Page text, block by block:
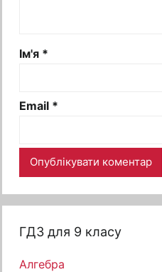
Ім'я *
Email *
ГДЗ для 9 класу
Алгебра